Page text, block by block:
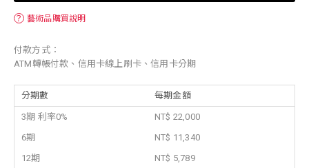
？ 藝術品購買說明
付款方式：
ATM轉帳付款、信用卡線上刷卡、信用卡分期
分期數 每期金額
3期 利率0%
NT$ 22,000
6期
NT$ 11,340
12期
NT$ 5,789